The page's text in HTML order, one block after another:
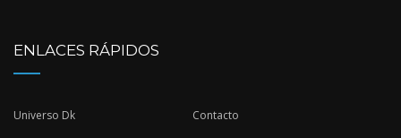
ENLACES RÁPIDOS
Universo Dk Contacto